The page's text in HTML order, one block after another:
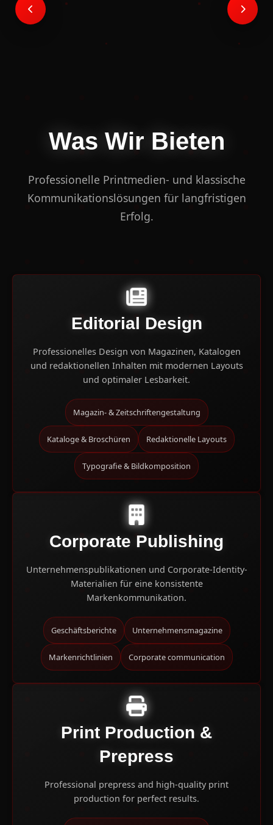
Was Wir Bieten
Professionelle Printmedien- und klassische
Kommunikationslösungen für langfristigen
Erfolg.
Editorial Design
Professionelles Design von Magazinen, Katalogen
und redaktionellen Inhalten mit modernen Layouts
und optimaler Lesbarkeit.
Magazin- & Zeitschriftengestaltung
Kataloge & Broschüren Redaktionelle Layouts
Typografie & Bildkomposition
Corporate Publishing
Unternehmenspublikationen und Corporate-Identity-
Materialien für eine konsistente
Markenkommunikation.
Geschäftsberichte Unternehmensmagazine
Markenrichtlinien Corporate communication
Print Production &
Prepress
Professional prepress and high-quality print
production for perfect results.